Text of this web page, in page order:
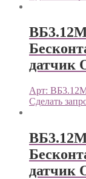
датчик
Арт:
Сделать
датчик